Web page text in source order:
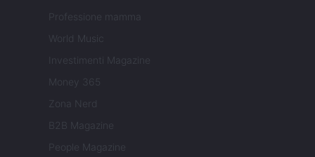
Professione mamma
World Music
Investimenti Magazine
Money 365
Zona Nerd
B2B Magazine
People Magazine